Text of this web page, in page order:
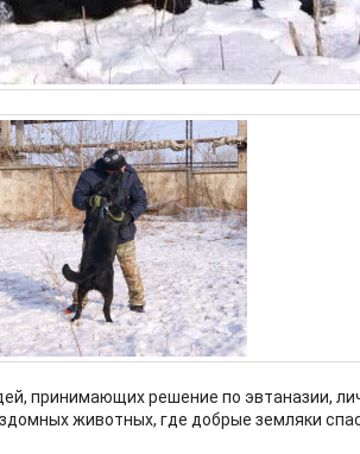
принимающих решение по эвтаназии,
животных, где добрые земляки